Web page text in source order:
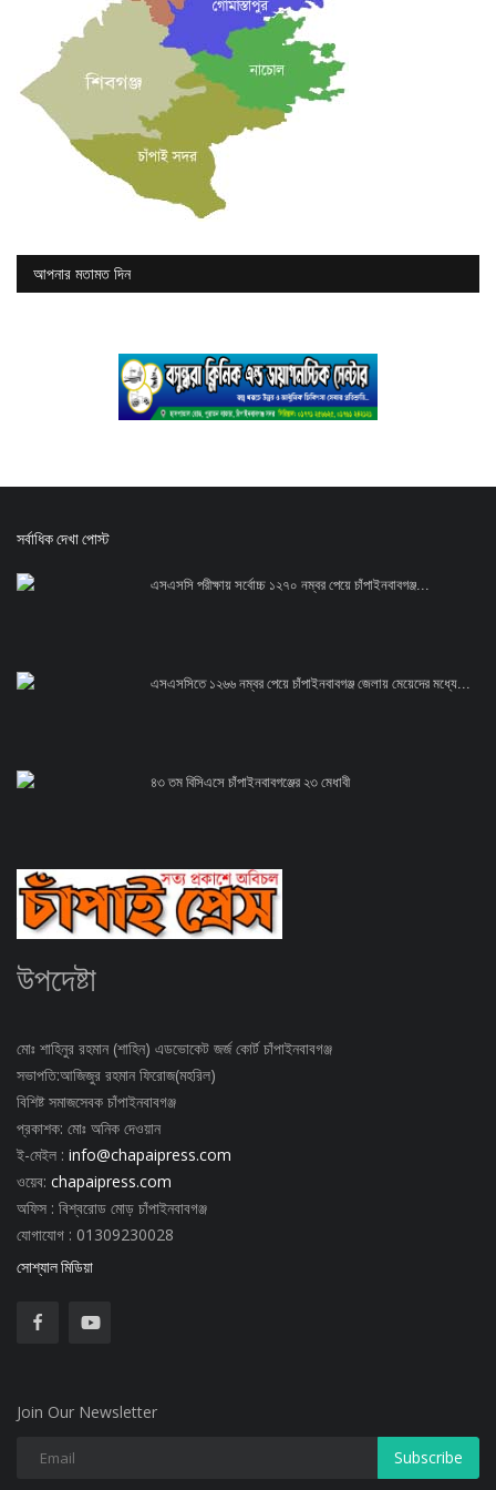
আপনার মতামত দিন
সর্বাধিক দেখা পোস্ট
এসএসসি পরীক্ষায় সর্বোচ্চ ১২৭০ নম্বর পেয়ে চাঁপাইনবাবগঞ্জ...
এসএসসিতে ১২৬৬ নম্বর পেয়ে চাঁপাইনবাবগঞ্জ জেলায় মেয়েদের মধ্যে...
৪৩ তম বিসিএসে চাঁপাইনবাবগঞ্জের ২৩ মেধাবী
উপদেষ্টা
মোঃ শাহিনুর রহমান (শাহিন) এডভোকেট জর্জ কোর্ট চাঁপাইনবাবগঞ্জ
সভাপতি:আজিজুর রহমান ফিরোজ(মহরিল)
বিশিষ্ট সমাজসেবক চাঁপাইনবাবগঞ্জ
প্রকাশক: মোঃ অনিক দেওয়ান
ই-মেইল : info@chapaipress.com
ওয়েব: chapaipress.com
অফিস : বিশ্বরোড মোড় চাঁপাইনবাবগঞ্জ
যোগাযোগ : 01309230028
সোশ্যাল মিডিয়া
Join Our Newsletter
Subscribe